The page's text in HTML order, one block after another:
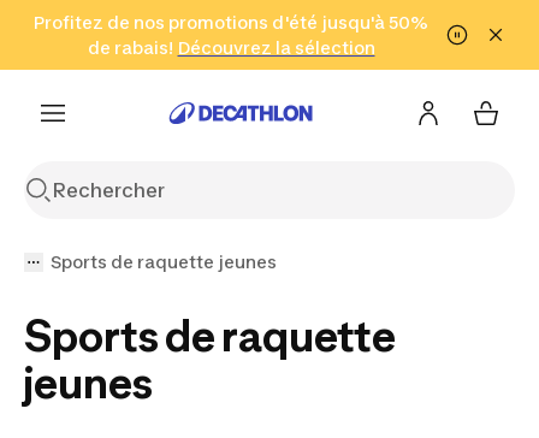
Aller à la recherche Aller au contenu Aller au pied de
Profitez de nos promotions d'été jusqu'à 50%
de rabais! Découvrez la sélection
Cliquez ici
en seulement 2 h!
(Zones sélectionnées)
Sports de raquette jeunes
Sports de raquette
jeunes